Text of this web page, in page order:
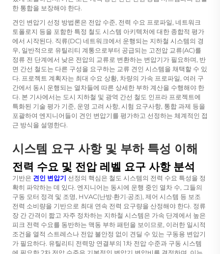
한 통합을 보장해야 한다.
견인 변압기 선정 방법론은 전압 수준, 전력 수요 프로파일, 네트워크
토폴로지 등을 포함한 특정 철도 시스템 아키텍처에 대한 종합적 평가
에서 시작된다. 직류(DC) 네트워크에서 운행되는 지하철 시스템의 경
우, 일반적으로 유틸리티 계통으로부터 공급되는 고전압 교류(AC)를
정류 전 단계에서 낮은 전압의 교류로 변환하는 변압기가 필요하며, 반
면 간선 철도는 다른 구성을 요구하는 교류 견인 시스템을 채택할 수 있
다. 프로젝트 계획자는 최대 수요 상황, 차량의 가속 프로파일, 여러 구
간에서 동시 운행되는 열차들에 따른 상세한 부하 계산을 수행해야 한
다. 본 기사에서는 도시 지하철 및 광역 간선 철도 인프라 프로젝트에
특화된 기술 평가 기준, 운영 고려 사항, 시험 요구사항, 통합 과제 등을
포괄하여 엔지니어들이 견인 변압기를 평가하고 선정하는 체계적인 접
근 방식을 설명한다.
시스템 요구 사항 및 부하 특성 이해
전력 수요 및 전압 레벨 요구 사항 분석
기반은 견인 변압기 선정의 핵심은 철도 시스템의 전력 수요 특성을 정
확히 파악하는 데 있다. 엔지니어는 동시에 운행 중인 열차 수, 그들의
구동 모터 정격 및 조명, HVAC(난방·환기·공조), 제어 시스템 등 보조
전력 소비량을 기반으로 최대 연속 전력 요구량을 산정해야 한다. 정류
장 간 간격이 짧고 자주 정차하는 지하철 시스템은 가속 단계에서 높은
피크 전력 수요를 동반하는 맥동 부하 패턴을 보이므로, 이러한 일시적
조건을 열적 스트레스나 전압 불안정 없이 견딜 수 있는 구동용 변압기
가 필요하다. 유틸리티 전력망 연결부의 1차 전압 수준과 구동 시스템